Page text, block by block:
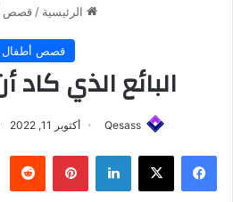
الرئيسية / قصص
قصص أطفال
البائع الذي كاد
Qesass أكتوبر 11, 2022
فيسبوك ‫X لينكدإن بينتيريست